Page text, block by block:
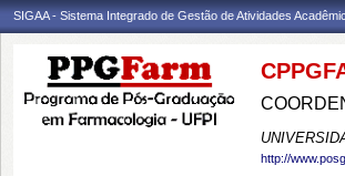
SIGAA - Sistema Integrado de Gestão de Atividades
http://